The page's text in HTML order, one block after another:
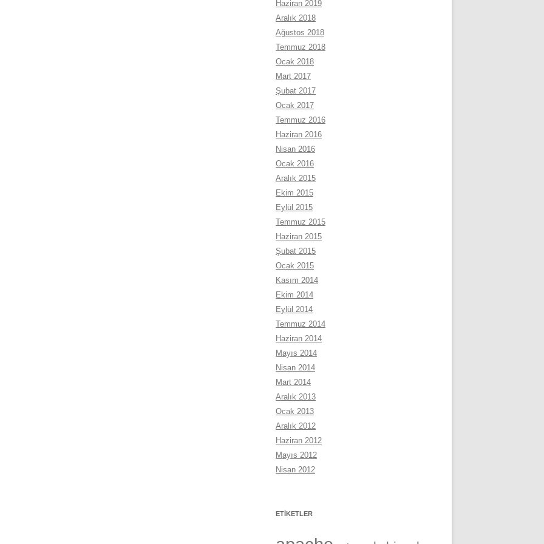
Haziran 2019
Aralık 2018
Ağustos 2018
Temmuz 2018
Ocak 2018
Mart 2017
Şubat 2017
Ocak 2017
Temmuz 2016
Haziran 2016
Nisan 2016
Ocak 2016
Aralık 2015
Ekim 2015
Eylül 2015
Temmuz 2015
Haziran 2015
Şubat 2015
Ocak 2015
Kasım 2014
Ekim 2014
Eylül 2014
Temmuz 2014
Haziran 2014
Mayıs 2014
Nisan 2014
Mart 2014
Aralık 2013
Ocak 2013
Aralık 2012
Haziran 2012
Mayıs 2012
Nisan 2012
ETIKETLER